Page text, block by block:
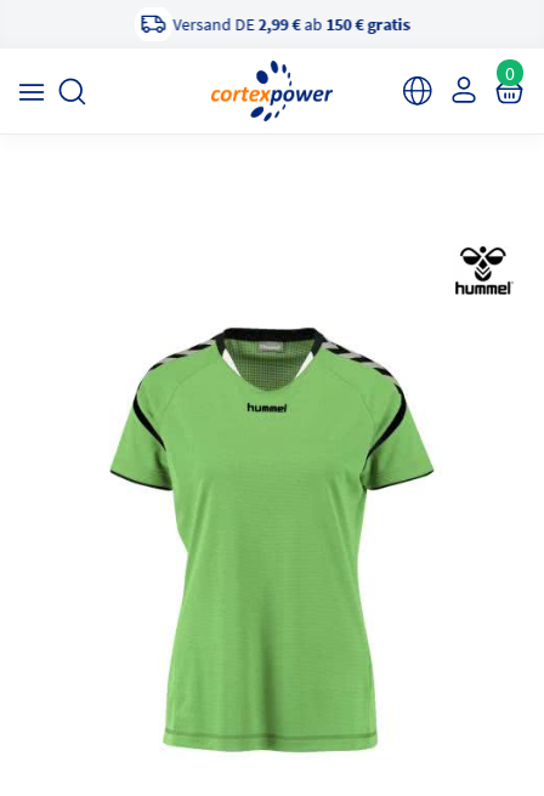
Versand DE2,99 €ab 150 € gratis
0
cortexpower Sportshop